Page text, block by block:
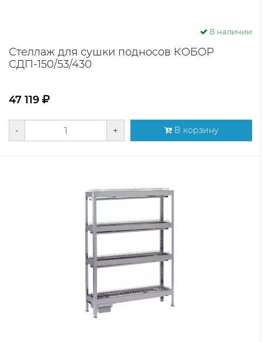
В наличии
Стеллаж для сушки подносов КОБОР
СДП-150/53/430
47 119
- + В корзину